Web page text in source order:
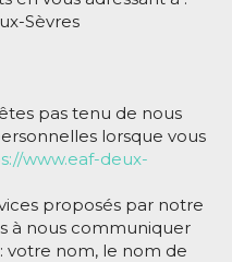
Sèvres
pas tenu de nous
lorsque vous
www.eaf-deux-
proposés par notre
à nous communiquer
votre nom, le nom de